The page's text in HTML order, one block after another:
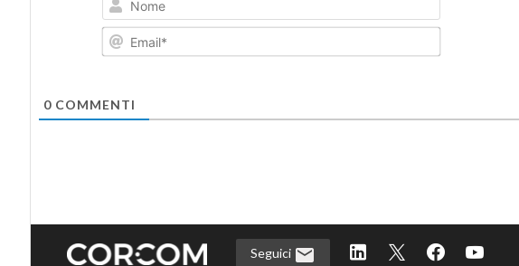
Email*
0COMMENTI
Seguici